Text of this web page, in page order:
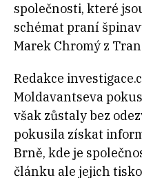
společnosti, které
schémat praní
Marek Chromý z
Redakce
Moldavantseva
však zůstaly bez
pokusila získat
Brně, kde je
článku ale jejich